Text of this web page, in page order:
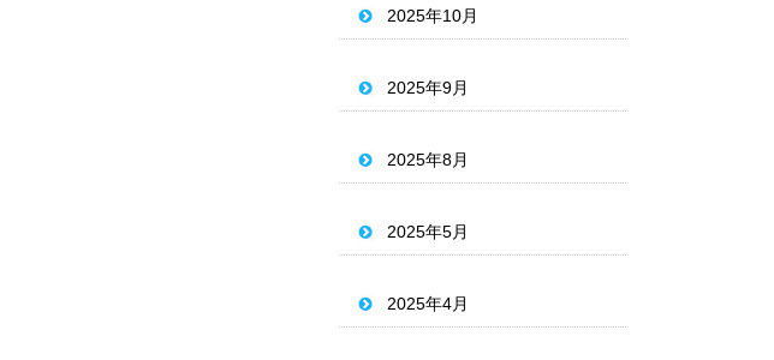
2025年10月
2025年9月
2025年8月
2025年5月
2025年4月